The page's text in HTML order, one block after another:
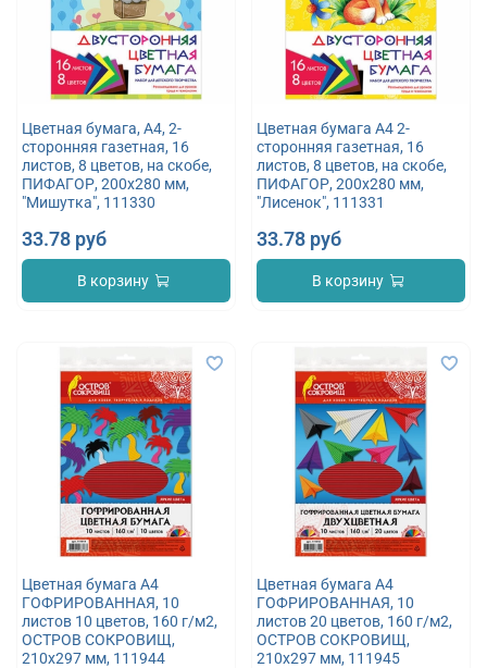
Цветная бумага, А4, 2-
сторонняя газетная, 16
листов, 8 цветов, на скобе,
ПИФАГОР, 200х280 мм,
"Мишутка", 111330
33.78 руб
В корзину
Цветная бумага А4 2-
сторонняя газетная, 16
листов, 8 цветов, на скобе,
ПИФАГОР, 200х280 мм,
"Лисенок", 111331
33.78 руб
В корзину
Цветная бумага А4
ГОФРИРОВАННАЯ, 10
листов 10 цветов, 160 г/м2,
ОСТРОВ СОКРОВИЩ,
210х297 мм, 111944
Цветная бумага А4
ГОФРИРОВАННАЯ, 10
листов 20 цветов, 160 г/м2,
ОСТРОВ СОКРОВИЩ,
210х297 мм, 111945